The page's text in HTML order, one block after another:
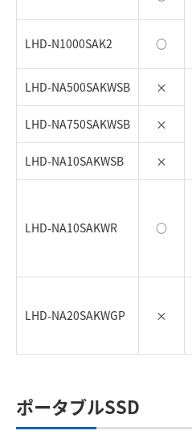
LHD-N1000SAK2 ○
LHD-NA500SAKWSB
×
LHD-NA750SAKWSB ×
LHD-NA10SAKWSB ×
LHD-NA10SAKWR ○
LHD-NA20SAKWGP ×
ポータブルSSD